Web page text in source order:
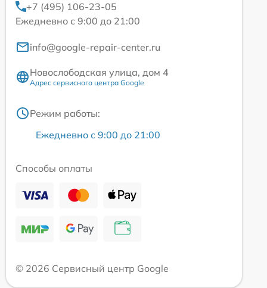
+7 (495) 106-23-05
Ежедневно с 9:00 до 21:00
info@google-repair-center.ru
Новослободская улица, дом 4
Адрес сервисного центра Google
Режим работы:
Ежедневно с 9:00 до 21:00
Способы оплаты
© 2026 Сервисный центр Google